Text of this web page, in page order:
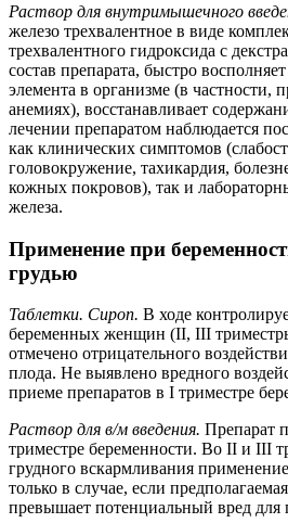
Раствор для внутримышечного
железо трехвалентное в виде
трехвалентного гидроксида с
состав препарата, быстро
элемента в организме (в частности,
анемиях), восстанавливает
лечении препаратом наблюдается
как клинических симптомов
головокружение, тахикардия,
кожных покровов), так и
железа.
Применение при
грудью
Таблетки. Сироп. В ходе
беременных женщин (II, III
отмечено отрицательного
плода. Не выявлено вредного
приеме препаратов в I триместре
Раствор для в/м введения. Препарат
триместре беременности. Во II и III
грудного вскармливания
только в случае, если
превышает потенциальный вред для